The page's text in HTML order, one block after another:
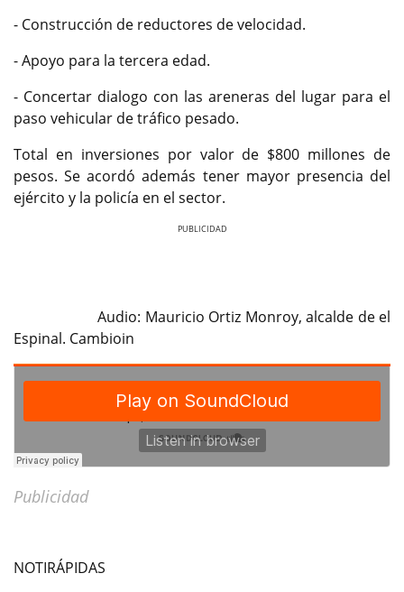
- Construcción de reductores de velocidad.
- Apoyo para la tercera edad.
- Concertar dialogo con las areneras del lugar para el
paso vehicular de tráfico pesado.
Total en inversiones por valor de $800 millones de
pesos. Se acordó además tener mayor presencia del
ejército y la policía en el sector.
Audio: Mauricio Ortiz Monroy, alcalde de el
Espinal. Cambioin
Publicidad
NOTIRÁPIDAS